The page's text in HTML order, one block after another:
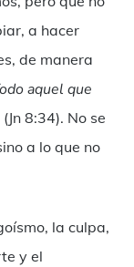
a hacer
de manera
aquel que
(Jn 8:34). No se
a lo que no
la culpa,
y el